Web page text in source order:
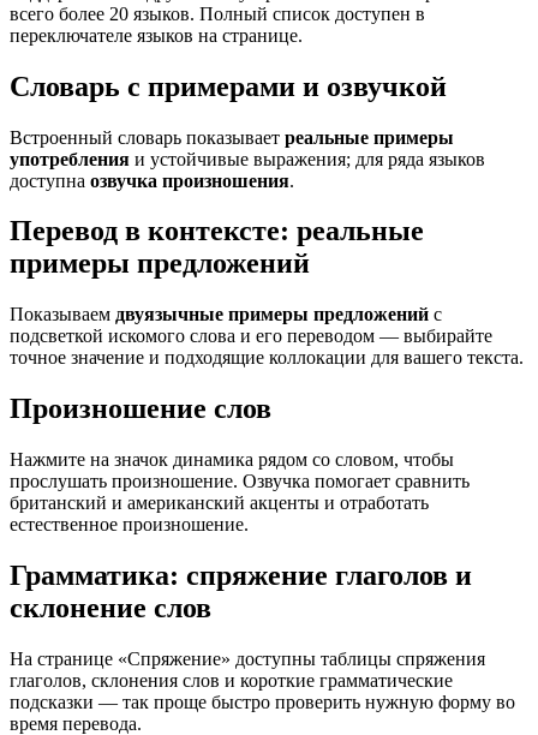
всего более 20 языков. Полный список доступен в
переключателе языков на странице.
Словарь с примерами и озвучкой
Встроенный словарь показывает реальные примеры
употребления и устойчивые выражения; для ряда языков
доступна озвучка произношения.
Перевод в контексте: реальные
примеры предложений
Показываем двуязычные примеры предложений с
подсветкой искомого слова и его переводом — выбирайте
точное значение и подходящие коллокации для вашего текста.
Произношение слов
Нажмите на значок динамика рядом со словом, чтобы
прослушать произношение. Озвучка помогает сравнить
британский и американский акценты и отработать
естественное произношение.
Грамматика: спряжение глаголов и
склонение слов
На странице «Спряжение» доступны таблицы спряжения
глаголов, склонения слов и короткие грамматические
подсказки — так проще быстро проверить нужную форму во
время перевода.